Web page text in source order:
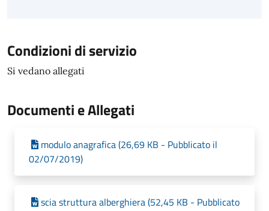
Condizioni di servizio
Si vedano allegati
Documenti e Allegati
modulo anagrafica (26,69 KB - Pubblicato il
02/07/2019)
scia struttura alberghiera (52,45 KB - Pubblicato